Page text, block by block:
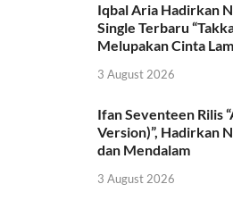
Iqbal Aria Hadirkan
Single Terbaru
Melupakan Cinta
3 August 2026
Ifan Seventeen Rilis
Version)”, Hadirkan
dan Mendalam
3 August 2026